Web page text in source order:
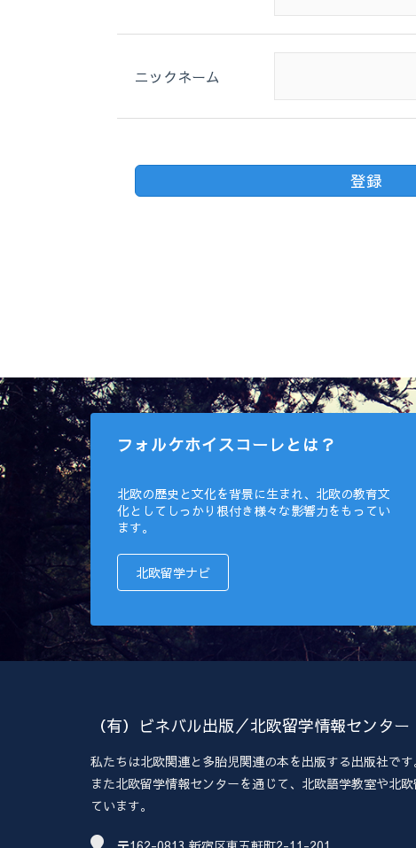
ニックネーム
フォルケホイスコーレとは？
北欧の歴史と文化を背景に生まれ、北欧の教育文
化としてしっかり根付き様々な影響力をもってい
ます。
北欧留学ナビ
（有）ビネバル出版／北欧留学情報センター
私たちは北欧関連と多胎児関連の本を出版する出版社です
また北欧留学情報センターを通じて、北欧語学教室や北
ています。